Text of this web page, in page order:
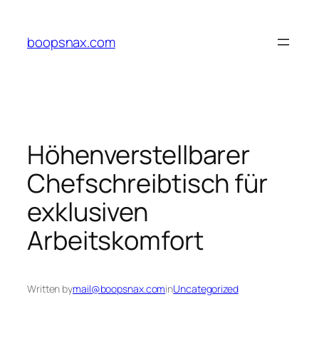
content
boopsnax.com
Höhenverstellbarer
Chefschreibtisch für
exklusiven
Arbeitskomfort
Written bymail@boopsnax.cominUncategorized